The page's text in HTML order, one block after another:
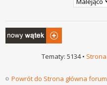
Napisz wątek
Tematy: 5134 • Strona
Powrót do Strona główna forum